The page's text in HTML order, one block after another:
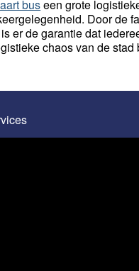
buseen grote
Door de
er de garantie dat
chaos van de